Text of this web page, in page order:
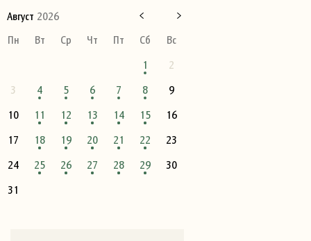
Август 2026
Пн
Вт Ср Чт Пт Сб
Вс
1
2
3
4 5 6 7 8
9
10
11 12 13 14 15
16
17
18 19 20 21 22
23
24
25 26 27 28 29
30
31